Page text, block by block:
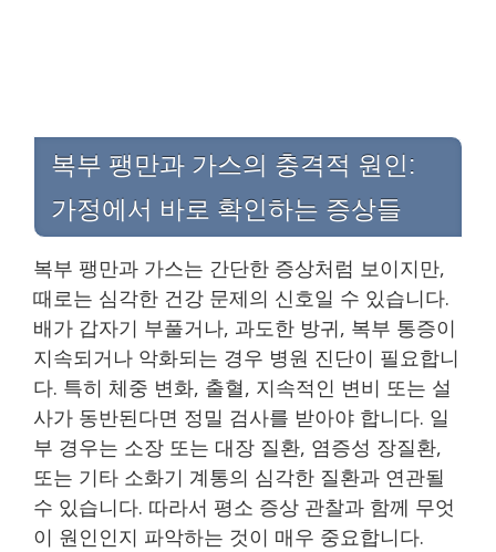
복부 팽만과 가스의 충격적 원인:
가정에서 바로 확인하는 증상들
복부 팽만과 가스는 간단한 증상처럼 보이지만,
때로는 심각한 건강 문제의 신호일 수 있습니다.
배가 갑자기 부풀거나, 과도한 방귀, 복부 통증이
지속되거나 악화되는 경우 병원 진단이 필요합니
다. 특히 체중 변화, 출혈, 지속적인 변비 또는 설
사가 동반된다면 정밀 검사를 받아야 합니다. 일
부 경우는 소장 또는 대장 질환, 염증성 장질환,
또는 기타 소화기 계통의 심각한 질환과 연관될
수 있습니다. 따라서 평소 증상 관찰과 함께 무엇
이 원인인지 파악하는 것이 매우 중요합니다.